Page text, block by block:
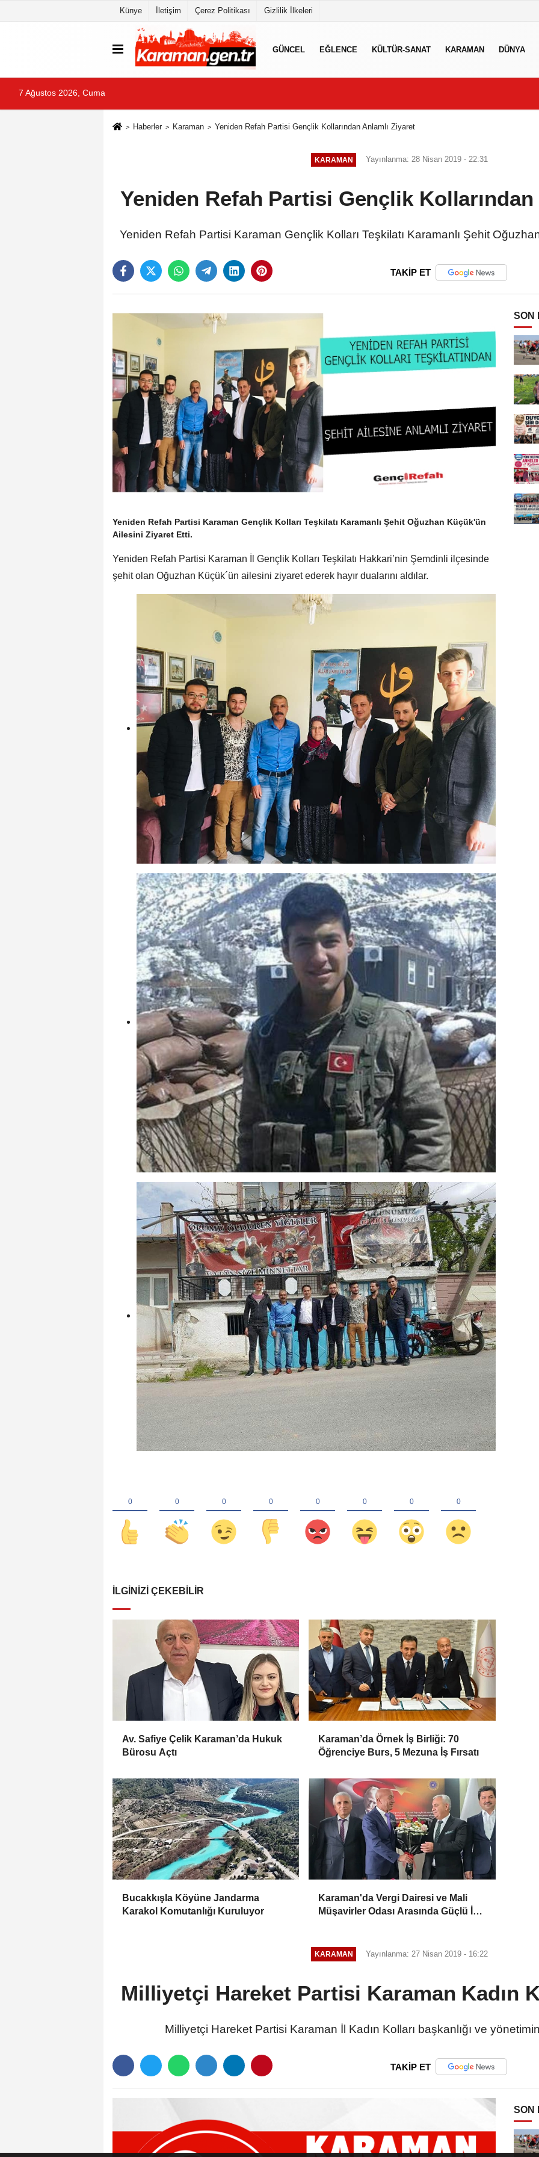
Künye İletişim Çerez Politikası Gizlilik İlkeleri
GÜNCEL EĞLENCE KÜLTÜR-SANAT KARAMAN DÜNYA
7 Ağustos 2026, Cuma
Haberler Karaman Yeniden Refah Partisi Gençlik Kollarından Anlamlı Ziyaret
KARAMAN Yayınlanma: 28 Nisan 2019 - 22:31
Yeniden Refah Partisi Gençlik
Yeniden Refah Partisi Karaman Gençlik Kolları Teşkilatı Karamanlı Şehit
TAKİP ET
Yeniden Refah Partisi Karaman Gençlik Kolları Teşkilatı Karamanlı Şehit Oğuzhan Küçük'ün
Ailesini Ziyaret Etti.
Yeniden Refah Partisi Karaman İl Gençlik Kolları Teşkilatı Hakkari’nin Şemdinli ilçesinde
şehit olan Oğuzhan Küçük´ün ailesini ziyaret ederek hayır dualarını aldılar.
İLGINIZI ÇEKEBILIR
Av. Safiye Çelik Karaman’da Hukuk
Bürosu Açtı
Karaman’da Örnek İş Birliği: 70
Öğrenciye Burs, 5 Mezuna İş Fırsatı
Bucakkışla Köyüne Jandarma
Karakol Komutanlığı Kuruluyor
Karaman'da Vergi Dairesi ve Mali
Müşavirler Odası Arasında Güçlü İş
SON
KARAMAN Yayınlanma: 27 Nisan 2019 - 16:22
Milliyetçi Hareket Partisi Karaman Kadın
Milliyetçi Hareket Partisi Karaman İl Kadın Kolları başkanlığı ve
TAKİP ET
SON